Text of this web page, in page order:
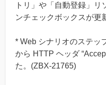
トリ」や「自動登録」リ
ンチェックボックスが更
* Web シナリオのステッ
から HTTP ヘッダ
た。(ZBX-21765)